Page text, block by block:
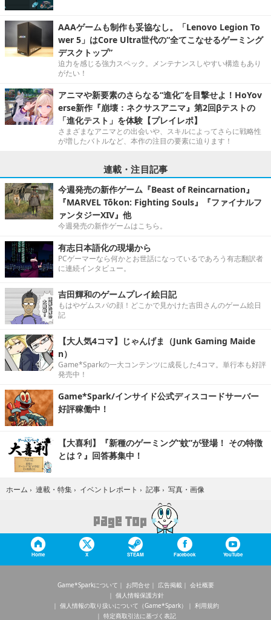
AAAゲームも制作も妥協なし。「Lenovo Legion To
wer 5」はCore Ultra世代の“全てこなせるゲーミング
デスクトップ”
迫力を感じる強力スペック。メンテナンスしやすい構造もあり
がたい！
アニマや新要素のさらなる“進化”を目撃せよ！HoYov
erse新作『崩壊：ネクサスアニマ』第2回βテストの
「進化テスト」を体験【プレイレポ】
さまざまなアニマとの出会いや、スキルによってさらに戦略性
が増したバトルなど、本作の注目の要素に迫ります！
連載・注目記事
今週発売の新作ゲーム『Beast of Reincarnation』
『MARVEL Tōkon: Fighting Souls』『ファイナルフ
ァンタジーXIV』他
今週発売の新作ゲームはこちら。
有志日本語化の現場から
PCゲーマーなら何かとお世話になっているであろう有志翻訳者
に連続インタビュー。
吉田輝和のゲームプレイ絵日記
もはやゲムスパの顔！どこかで見かけた吉田さんのゲーム絵日
記
【大人気4コマ】じゃんげま（Junk Gaming Maide
n）
Game*Sparkの一大コンテンツに成長した4コマ。単行本も好評
発売中！
Game*Spark/インサイド公式ディスコードサーバー
好評稼働中！
【大喜利】『新種のゲーミング“蚊”が登場！ その特徴
とは？』回答募集中！
ホーム › 連載・特集 › イベントレポート › 記事 › 写真・画像
Home X STEAM Facebook YouTube
Game*Sparkについて お問合せ 広告掲載
会社概要
個人情報保護方針
個人情報の取り扱いについて（Game*Spark）
利用規約
特定商取引法に基づく表記